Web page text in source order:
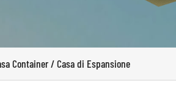
Container / Casa di Espansione